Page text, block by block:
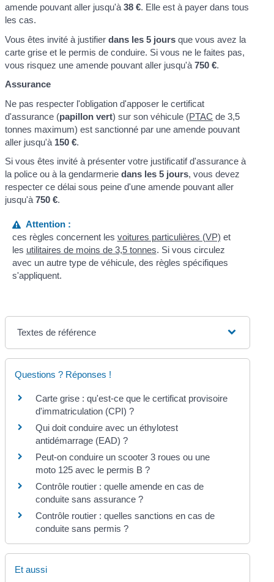
amende pouvant aller jusqu'à38 €. Elle est à payer dans tous
les cas.
Vous êtes invité à justifierdans les 5 jours que vous avez la
carte grise et le permis de conduire. Si vous ne le faites pas,
vous risquez une amende pouvant aller jusqu'à750 €.
Assurance
Ne pas respecter l'obligation d'apposer le certificat
d'assurance (papillon vert) sur son véhicule (PTAC de 3,5
tonnes maximum) est sanctionné par une amende pouvant
aller jusqu'à 150 €.
Si vous êtes invité à présenter votre justificatif d'assurance à
la police ou à la gendarmeriedans les 5 jours, vous devez
respecter ce délai sous peine d'une amende pouvant aller
jusqu'à750 €.
Attention :
ces règles concernent les voitures particulières (VP) et
les utilitaires de moins de 3,5 tonnes. Si vous circulez
avec un autre type de véhicule, des règles spécifiques
s'appliquent.
Textes de référence
Questions ? Réponses !
Carte grise : qu'est-ce que le certificat provisoire
d'immatriculation (CPI) ?
Qui doit conduire avec un éthylotest
antidémarrage (EAD) ?
Peut-on conduire un scooter 3 roues ou une
moto 125 avec le permis B ?
Contrôle routier : quelle amende en cas de
conduite sans assurance ?
Contrôle routier : quelles sanctions en cas de
conduite sans permis ?
Et aussi